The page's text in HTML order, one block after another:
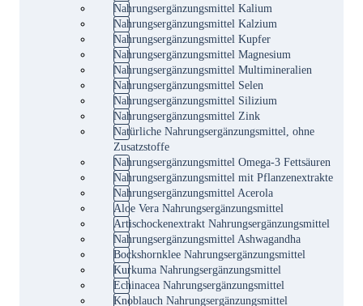
Nahrungsergänzungsmittel Kalium
Nahrungsergänzungsmittel Kalzium
Nahrungsergänzungsmittel Kupfer
Nahrungsergänzungsmittel Magnesium
Nahrungsergänzungsmittel Multimineralien
Nahrungsergänzungsmittel Selen
Nahrungsergänzungsmittel Silizium
Nahrungsergänzungsmittel Zink
Natürliche Nahrungsergänzungsmittel, ohne
Zusatzstoffe
Nahrungsergänzungsmittel Omega-3 Fettsäuren
Nahrungsergänzungsmittel mit Pflanzenextrakte
Nahrungsergänzungsmittel Acerola
Aloe Vera Nahrungsergänzungsmittel
Artischockenextrakt Nahrungsergänzungsmittel
Nahrungsergänzungsmittel Ashwagandha
Bockshornklee Nahrungsergänzungsmittel
Kurkuma Nahrungsergänzungsmittel
Echinacea Nahrungsergänzungsmittel
Knoblauch Nahrungsergänzungsmittel